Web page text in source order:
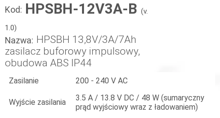
Kod: HPSBH-12V3A-B (v.
1.0)
Nazwa: HPSBH 13,8V/3A/7Ah
zasilacz buforowy impulsowy,
obudowa ABS IP44
Zasilanie 200 - 240 V AC
Wyjście zasilania
3.5 A / 13.8 V DC / 48 W (sumaryczny
prąd wyjściowy wraz z ładowaniem)